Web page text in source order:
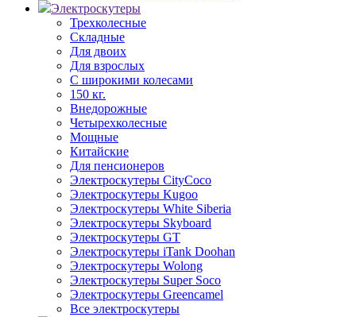
Электроскутеры
Трехколесные
Складные
Для двоих
Для взрослых
С широкими колесами
150 кг.
Внедорожные
Четырехколесные
Мощные
Китайские
Для пенсионеров
Электроскутеры CityCoco
Электроскутеры Kugoo
Электроскутеры White Siberia
Электроскутеры Skyboard
Электроскутеры GT
Электроскутеры iTank Doohan
Электроскутеры Wolong
Электроскутеры Super Soco
Электроскутеры Greencamel
Все электроскутеры